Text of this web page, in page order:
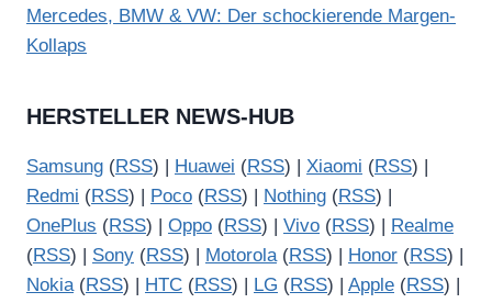
Mercedes, BMW & VW: Der schockierende Margen-
Kollaps
HERSTELLER NEWS-HUB
Samsung (RSS) | Huawei (RSS) | Xiaomi (RSS) |
Redmi (RSS) | Poco (RSS) | Nothing (RSS) |
OnePlus (RSS) | Oppo (RSS) | Vivo (RSS) |
Realme
(RSS) | Sony (RSS) | Motorola(RSS) | Honor (RSS) |
Nokia(RSS) | HTC (RSS) | LG (RSS) | Apple (RSS) |